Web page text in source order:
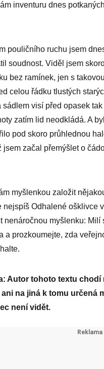
inventuru dnes
pouličního ruchu jsem
soudnost. Viděl jsem
bez ramínek, jen s
celou řádku tlustých
sádlem visí před opasek
zatím lid neodkládá. A
pod skoro průhlednou
jsem začal přemýšlet o
myšlenkou založit
nejspíš Odhalené ošklivce
nenáročnou myšlenku:
a prozkoumejte, zda
Autor tohoto textu
na jiná k tomu určená
není vidět.